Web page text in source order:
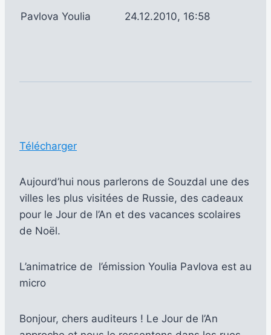
Pavlova Youlia 24.12.2010, 16:58
Télécharger
Aujourd’hui nous parlerons de Souzdal une des
villes les plus visitées de Russie, des cadeaux
pour le Jour de l’An et des vacances scolaires
de Noël.
L’animatrice de l’émission Youlia Pavlova est au
micro
Bonjour, chers auditeurs ! Le Jour de l’An